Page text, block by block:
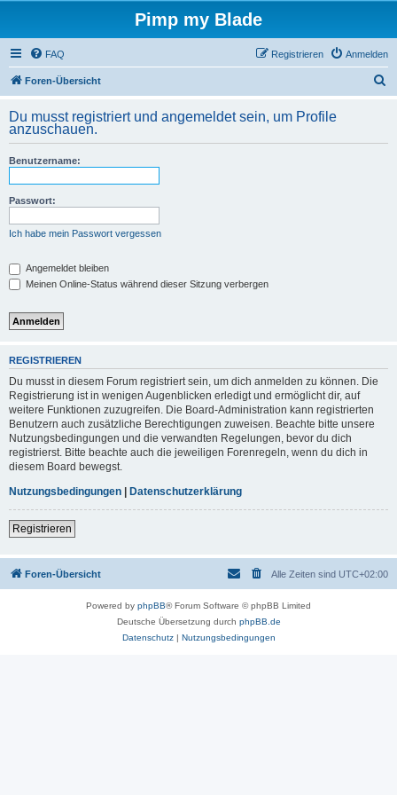
Pimp my Blade
FAQ Anmelden
Registrieren
Foren-Übersicht
h
Du musst registriert und angemeldet sein, um Profile
anzuschauen.
Benutzername:
Passwort:
Ich habe mein Passwort vergessen
Angemeldet bleiben
Meinen Online-Status während dieser Sitzung verbergen
REGISTRIEREN
Du musst in diesem Forum registriert sein, um dich anmelden zu können. Die
Registrierung ist in wenigen Augenblicken erledigt und ermöglicht dir, auf
weitere Funktionen zuzugreifen. Die Board-Administration kann registrierten
Benutzern auch zusätzliche Berechtigungen zuweisen. Beachte bitte unsere
Nutzungsbedingungen und die verwandten Regelungen, bevor du dich
registrierst. Bitte beachte auch die jeweiligen Forenregeln, wenn du dich in
diesem Board bewegst.
Nutzungsbedingungen | Datenschutzerklärung
Registrieren
Foren-Übersicht Alle Zeiten sind UTC+02:00
Powered by phpBB® Forum Software © phpBB Limited
Deutsche Übersetzung durch phpBB.de
Datenschutz| Nutzungsbedingungen